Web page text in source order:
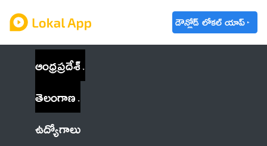
డౌన్లోడ్ లోకల్ యాప్
ఆంధ్రప్రదేశ్
తెలంగాణ
ఉద్యోగాలు